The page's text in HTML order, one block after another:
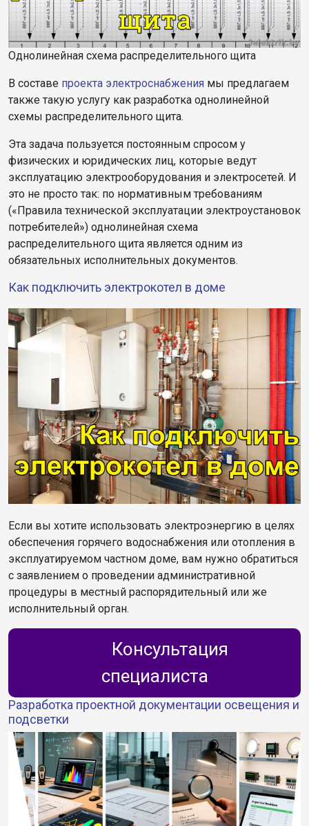
Однолинейная схема распределительного щита
В составе проекта электроснабжения мы предлагаем
также такую услугу как разработка однолинейной
схемы распределительного щита.
Эта задача пользуется постоянным спросом у
физических и юридических лиц, которые ведут
эксплуатацию электрооборудования и электросетей. И
это не просто так: по нормативным требованиям
(«Правила технической эксплуатации электроустановок
потребителей») однолинейная схема
распределительного щита является одним из
обязательных исполнительных документов.
Как подключить электрокотел в доме
Если вы хотите использовать электроэнергию в целях
обеспечения горячего водоснабжения или отопления в
эксплуатируемом частном доме, вам нужно обратиться
с заявлением о проведении административной
процедуры в местный распорядительный или же
исполнительный орган.
Консультация
специалиста
Разработка проектной документации освещения и
подсветки